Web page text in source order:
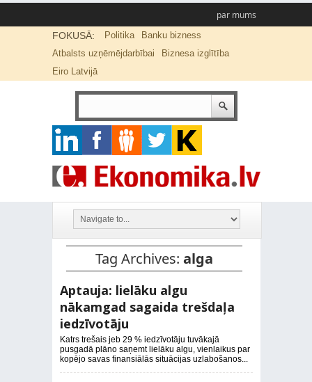
par mums
FOKUSĀ: Politika
Banku bizness
Atbalsts uzņēmējdarbībai
Biznesa izglītība
Eiro Latvijā
Tag Archives: alga
Aptauja: lielāku algu
nākamgad sagaida trešdaļa
iedzīvotāju
Katrs trešais jeb 29 % iedzīvotāju tuvākajā
pusgadā plāno saņemt lielāku algu, vienlaikus par
kopējo savas finansiālās situācijas uzlabošanos...